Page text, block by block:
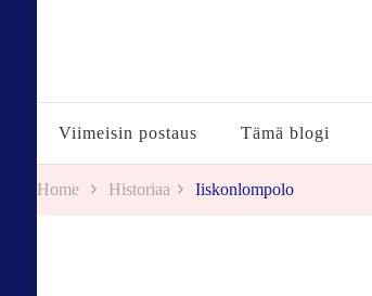
Tuulestatemmattua
Viimeisin postaus Tämä blogi
Home Historiaa Iiskonlompolo